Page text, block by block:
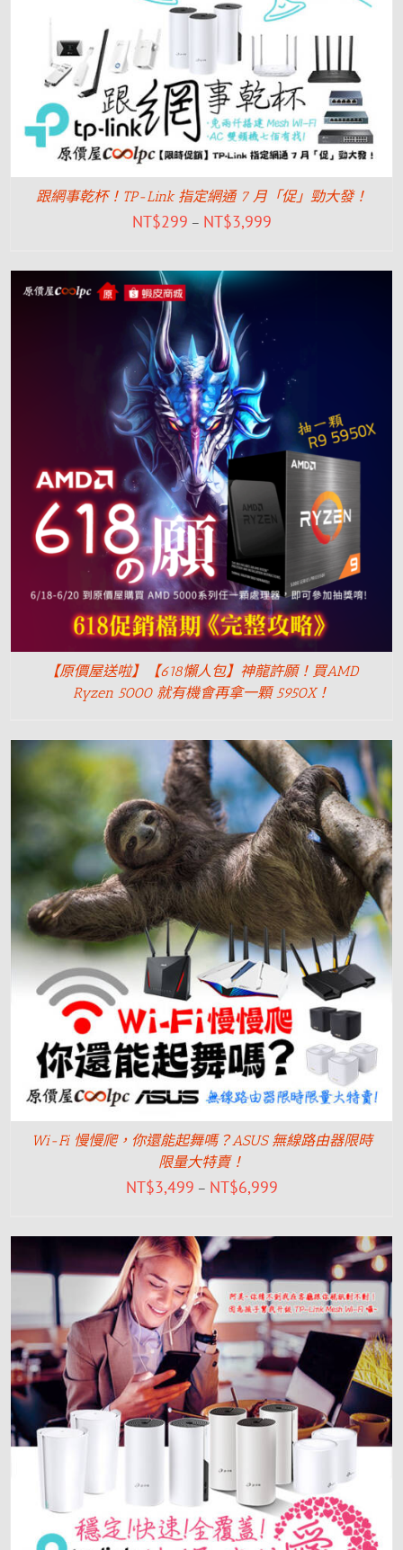
跟網事乾杯！TP-Link 指定網通 7 月「促」勁大發！
NT$299 – NT$3,999
【原價屋送啦】【618懶人包】神龍許願！買AMD
Ryzen 5000 就有機會再拿一顆 5950X！
Wi-Fi 慢慢爬，你還能起舞嗎？ASUS 無線路由器限時
限量大特賣！
NT$3,499 – NT$6,999